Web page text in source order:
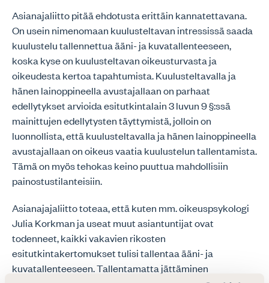
Asianajaliitto pitää ehdotusta erittäin kannatettavana.
On usein nimenomaan kuulusteltavan intressissä saada
kuulustelu tallennettua ääni- ja kuvatallenteeseen,
koska kyse on kuulusteltavan oikeusturvasta ja
oikeudesta kertoa tapahtumista. Kuulusteltavalla ja
hänen lainoppineella avustajallaan on parhaat
edellytykset arvioida esitutkintalain 3 luvun 9 §:ssä
mainittujen edellytysten täyttymistä, jolloin on
luonnollista, että kuulusteltavalla ja hänen lainoppineella
avustajallaan on oikeus vaatia kuulustelun tallentamista.
Tämä on myös tehokas keino puuttua mahdollisiin
painostustilanteisiin.
Asianajajaliitto toteaa, että kuten mm. oikeuspsykologi
Julia Korkman ja useat muut asiantuntijat ovat
todenneet, kaikki vakavien rikosten
esitutkintakertomukset tulisi tallentaa ääni- ja
kuvatallenteeseen. Tallentamatta jättäminen